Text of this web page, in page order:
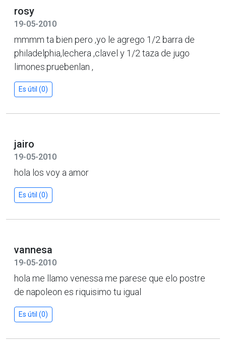
rosy
19-05-2010
mmmm ta bien pero ,yo le agrego 1/2 barra de
philadelphia,lechera ,clavel y 1/2 taza de jugo
limones.pruebenlan ,
Es útil (0)
jairo
19-05-2010
hola los voy a amor
Es útil (0)
vannesa
19-05-2010
hola me llamo venessa me parese que elo postre
de napoleon es riquisimo tu igual
Es útil (0)